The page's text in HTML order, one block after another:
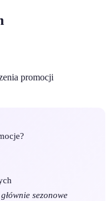
promocji
sezonowe